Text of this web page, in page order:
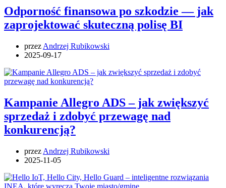
Odporność finansowa po szkodzie — jak
zaprojektować skuteczną polisę BI
przez Andrzej Rubikowski
2025-09-17
Kampanie Allegro ADS – jak zwiększyć
sprzedaż i zdobyć przewagę nad
konkurencją?
przez Andrzej Rubikowski
2025-11-05